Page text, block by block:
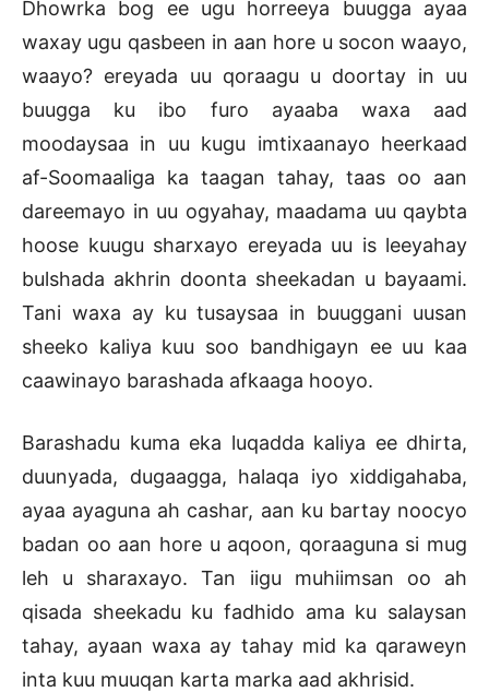
Dhowrka bog ee ugu horreeya buugga ayaa
waxay ugu qasbeen in aan hore u socon waayo,
waayo? ereyada uu qoraagu u doortay in uu
buugga ku ibo furo ayaaba waxa aad
moodaysaa in uu kugu imtixaanayo heerkaad
af-Soomaaliga ka taagan tahay, taas oo aan
dareemayo in uu ogyahay, maadama uu qaybta
hoose kuugu sharxayo ereyada uu is leeyahay
bulshada akhrin doonta sheekadan u bayaami.
Tani waxa ay ku tusaysaa in buuggani uusan
sheeko kaliya kuu soo bandhigayn ee uu kaa
caawinayo barashada afkaaga hooyo.
Barashadu kuma eka luqadda kaliya ee dhirta,
duunyada, dugaagga, halaqa iyo xiddigahaba,
ayaa ayaguna ah cashar, aan ku bartay noocyo
badan oo aan hore u aqoon, qoraaguna si mug
leh u sharaxayo. Tan iigu muhiimsan oo ah
qisada sheekadu ku fadhido ama ku salaysan
tahay, ayaan waxa ay tahay mid ka qaraweyn
inta kuu muuqan karta marka aad akhrisid.